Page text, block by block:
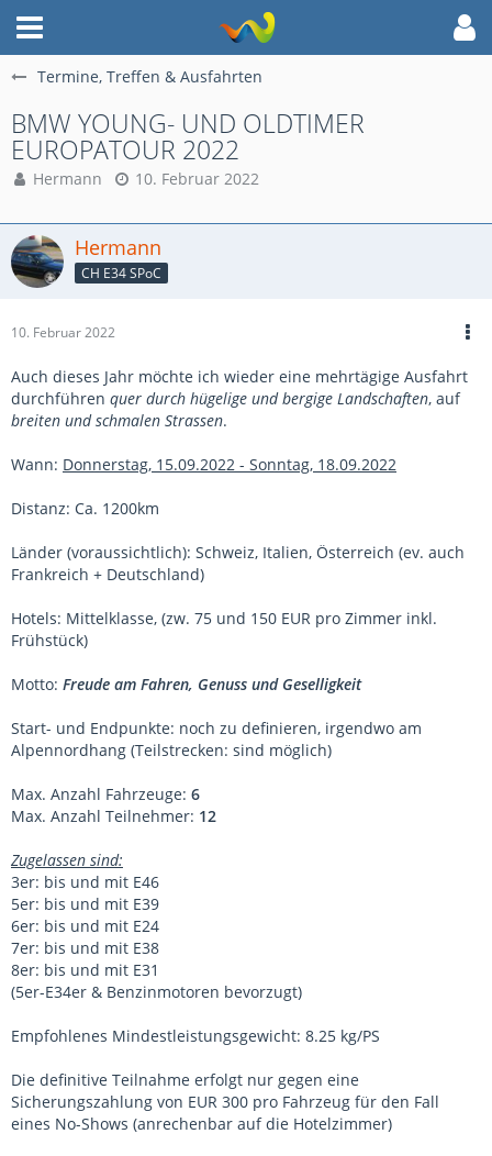
Termine, Treffen & Ausfahrten
BMW YOUNG- UND OLDTIMER
EUROPATOUR 2022
Hermann 10. Februar 2022
Hermann
CH E34 SPoC
10. Februar 2022
Auch dieses Jahr möchte ich wieder eine mehrtägige Ausfahrt
durchführen quer durch hügelige und bergige Landschaften, auf
breiten und schmalen Strassen.
Wann: Donnerstag, 15.09.2022 - Sonntag, 18.09.2022
Distanz: Ca. 1200km
Länder (voraussichtlich): Schweiz, Italien, Österreich (ev. auch
Frankreich + Deutschland)
Hotels: Mittelklasse, (zw. 75 und 150 EUR pro Zimmer inkl.
Frühstück)
Motto: Freude am Fahren, Genuss und Geselligkeit
Start- und Endpunkte: noch zu definieren, irgendwo am
Alpennordhang (Teilstrecken: sind möglich)
Max. Anzahl Fahrzeuge: 6
Max. Anzahl Teilnehmer: 12
Zugelassen sind:
3er: bis und mit E46
5er: bis und mit E39
6er: bis und mit E24
7er: bis und mit E38
8er: bis und mit E31
(5er-E34er & Benzinmotoren bevorzugt)
Empfohlenes Mindestleistungsgewicht: 8.25 kg/PS
Die definitive Teilnahme erfolgt nur gegen eine
Sicherungszahlung von EUR 300 pro Fahrzeug für den Fall
eines No-Shows (anrechenbar auf die Hotelzimmer)